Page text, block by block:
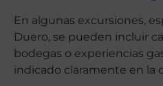
En algunas excursiones,
Duero, se pueden incluir
bodegas o experiencias
indicado claramente en la